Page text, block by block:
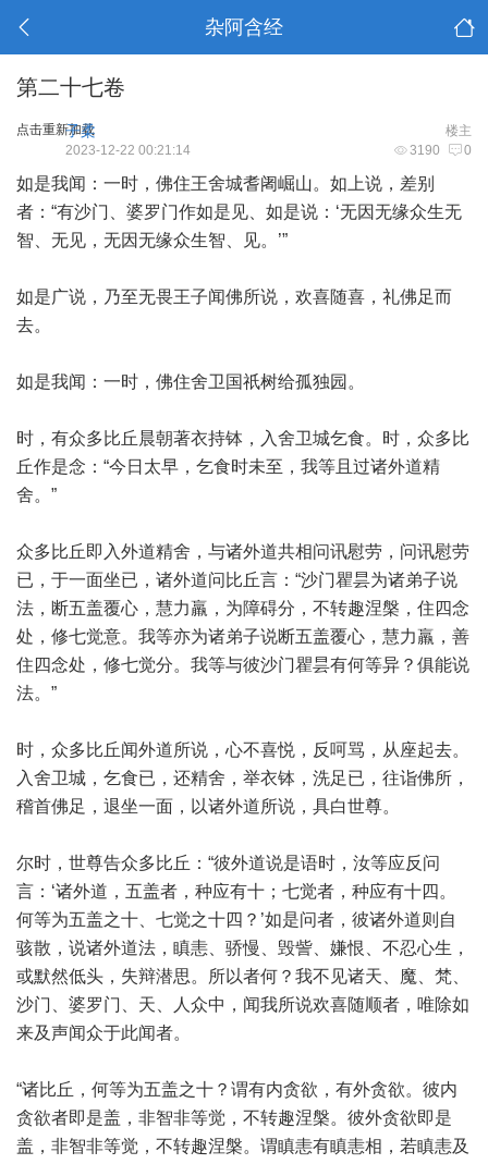
杂阿含经
第二十七卷
点击重新加载 楼主
子柔
3190 0
2023-12-22 00:21:14
如是我闻：一时，佛住王舍城耆阇崛山。如上说，差别
者：“有沙门、婆罗门作如是见、如是说：‘无因无缘众生无
智、无见，无因无缘众生智、见。’”
如是广说，乃至无畏王子闻佛所说，欢喜随喜，礼佛足而
去。
如是我闻：一时，佛住舍卫国祇树给孤独园。
时，有众多比丘晨朝著衣持钵，入舍卫城乞食。时，众多比
丘作是念：“今日太早，乞食时未至，我等且过诸外道精
舍。”
众多比丘即入外道精舍，与诸外道共相问讯慰劳，问讯慰劳
已，于一面坐已，诸外道问比丘言：“沙门瞿昙为诸弟子说
法，断五盖覆心，慧力羸，为障碍分，不转趣涅槃，住四念
处，修七觉意。我等亦为诸弟子说断五盖覆心，慧力羸，善
住四念处，修七觉分。我等与彼沙门瞿昙有何等异？俱能说
法。”
时，众多比丘闻外道所说，心不喜悦，反呵骂，从座起去。
入舍卫城，乞食已，还精舍，举衣钵，洗足已，往诣佛所，
稽首佛足，退坐一面，以诸外道所说，具白世尊。
尔时，世尊告众多比丘：“彼外道说是语时，汝等应反问
言：‘诸外道，五盖者，种应有十；七觉者，种应有十四。
何等为五盖之十、七觉之十四？’如是问者，彼诸外道则自
骇散，说诸外道法，瞋恚、骄慢、毁訾、嫌恨、不忍心生，
或默然低头，失辩潜思。所以者何？我不见诸天、魔、梵、
沙门、婆罗门、天、人众中，闻我所说欢喜随顺者，唯除如
来及声闻众于此闻者。
“诸比丘，何等为五盖之十？谓有内贪欲，有外贪欲。彼内
贪欲者即是盖，非智非等觉，不转趣涅槃。彼外贪欲即是
盖，非智非等觉，不转趣涅槃。谓瞋恚有瞋恚相，若瞋恚及